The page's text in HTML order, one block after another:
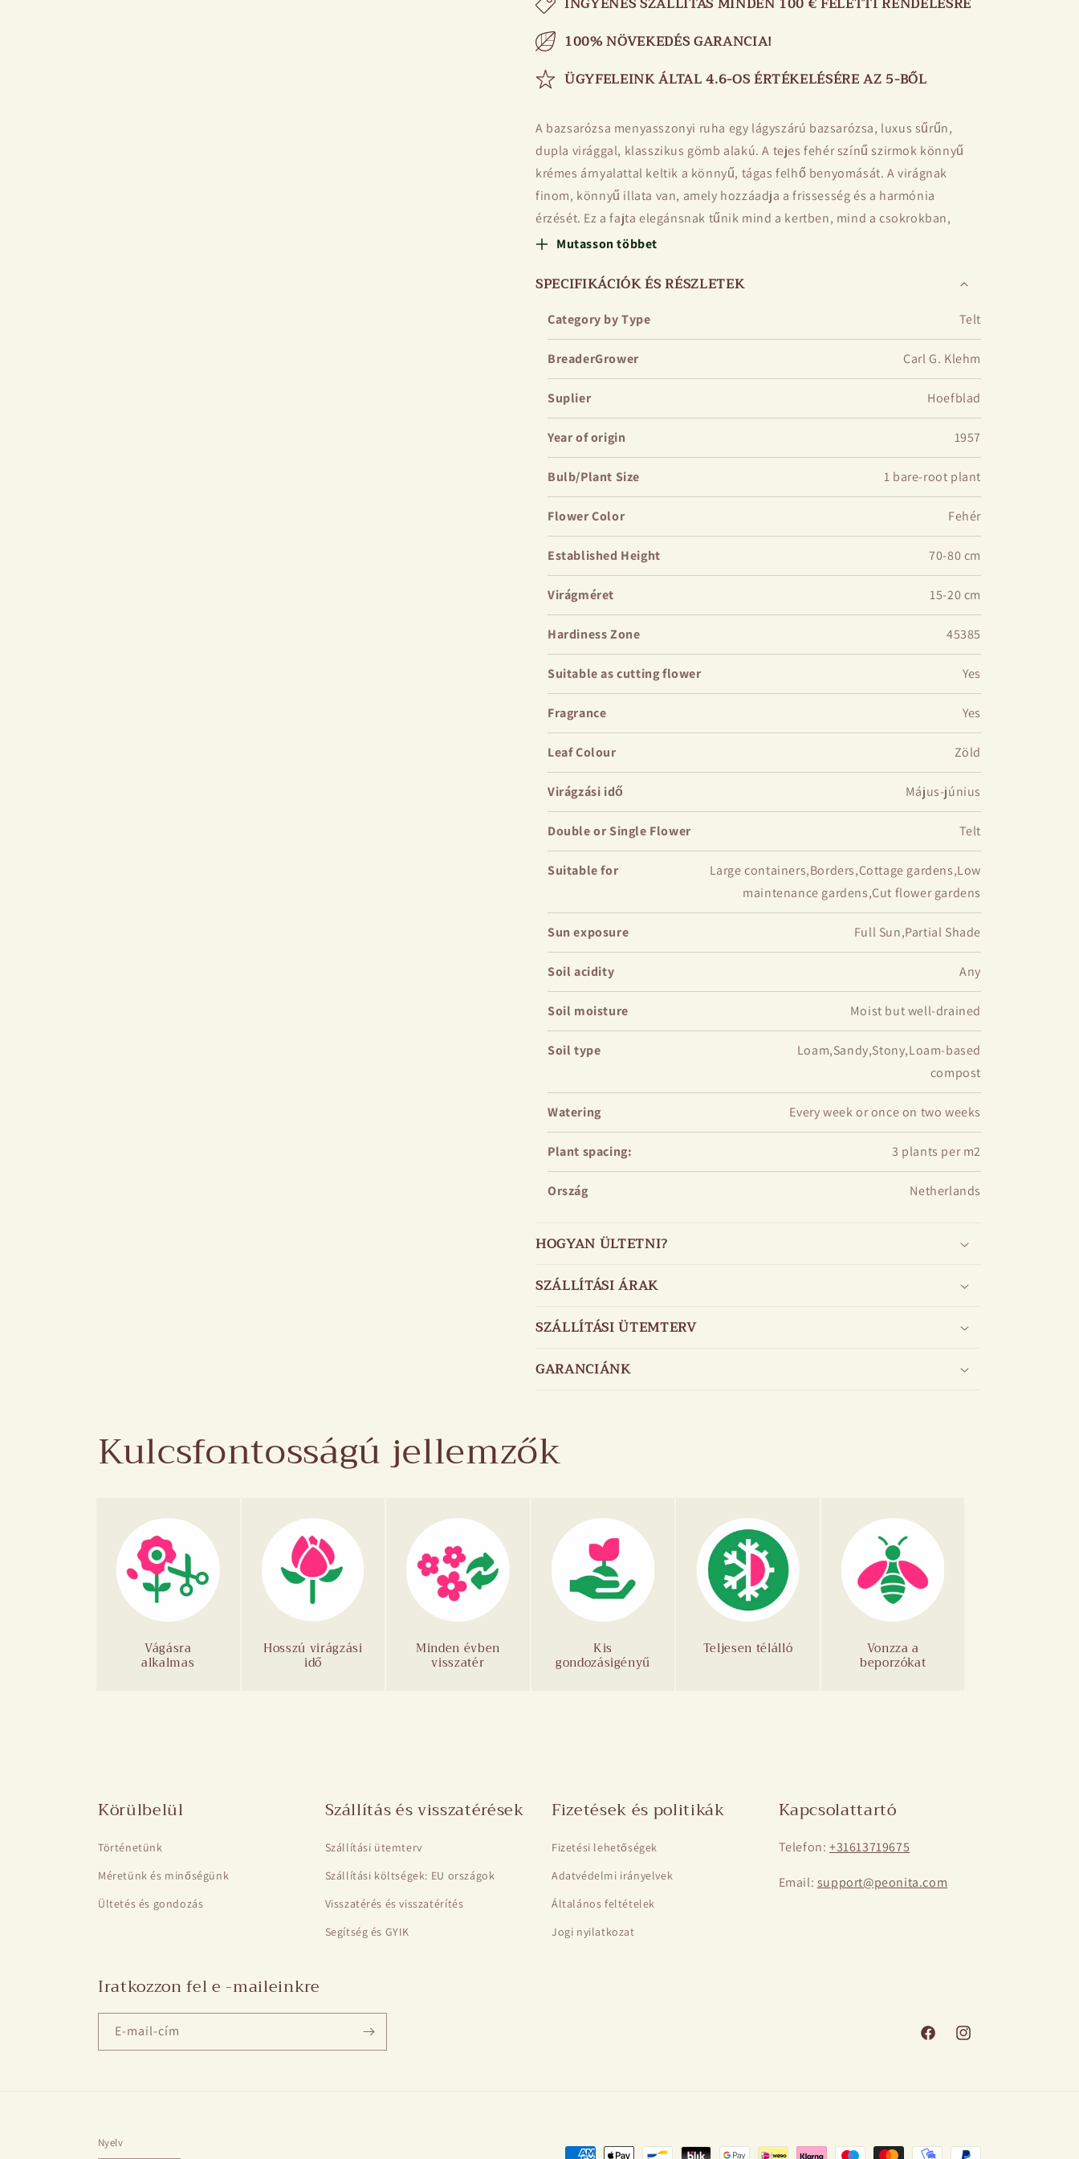
100% NÖVEKEDÉS GARANCIA!
ÜGYFELEINK ÁLTAL 4.6-OS ÉRTÉKELÉSÉRE AZ 5-BŐL
A bazsarózsa menyasszonyi ruha egy lágyszárú bazsarózsa, luxus sűrűn,
dupla virággal, klasszikus gömb alakú. A tejes fehér színű szirmok könnyű
krémes árnyalattal keltik a könnyű, tágas felhő benyomását. A virágnak
finom, könnyű illata van, amely hozzáadja a frissesség és a harmónia
érzését. Ez a fajta elegánsnak tűnik mind a kertben, mind a csokrokban,
különösen az esküvői rendezvényekben.
A bokornak erős szára van, jól tartja a nagy virágokat, anélkül, hogy kötést
tartósság jellemzi - több mint 10 évig egy helyen növekedhet anélkül, hogy
elvesztené annak dekoratív hatását.
Mutasson többet
SPECIFIKÁCIÓK ÉS RÉSZLETEK
Category by Type Telt
BreaderGrower Carl G. Klehm
Suplier Hoefblad
Year of origin 1957
Bulb/Plant Size 1 bare-root plant
Flower Color Fehér
Established Height 70-80 cm
Virágméret 15-20 cm
Hardiness Zone 45385
Suitable as cutting flower Yes
Fragrance Yes
Leaf Colour Zöld
Virágzási idő Május-június
Double or Single Flower Telt
Suitable for
Large containers,Borders,Cottage gardens,Low
maintenance gardens,Cut flower gardens
Sun exposure Full Sun,Partial Shade
Soil acidity Any
Soil moisture Moist but well-drained
Soil type
Loam,Sandy,Stony,Loam-based
compost
Watering Every week or once on two weeks
Plant spacing: 3 plants per m2
Ország Netherlands
HOGYAN ÜLTETNI?
SZÁLLÍTÁSI ÁRAK
SZÁLLÍTÁSI ÜTEMTERV
GARANCIÁNK
Kulcsfontosságú jellemzők
Vágásra
alkalmas
Hosszú virágzási
idő
Minden évben
visszatér
Kis
gondozásigényű
Teljesen télálló Vonzza a
beporzókat
Körülbelül
Történetünk
Méretünk és minőségünk
Ültetés és gondozás
Szállítás és visszatérések
Szállítási ütemterv
Szállítási költségek: EU országok
Visszatérés és visszatérítés
Segítség és GYIK
Fizetések és politikák
Fizetési lehetőségek
Adatvédelmi irányelvek
Általános feltételek
Jogi nyilatkozat
Kapcsolattartó
Telefon: +31613719675
Email: support@peonita.com
Iratkozzon fel e -maileinkre
E-mail-cím
FacebookInstagram
Nyelv